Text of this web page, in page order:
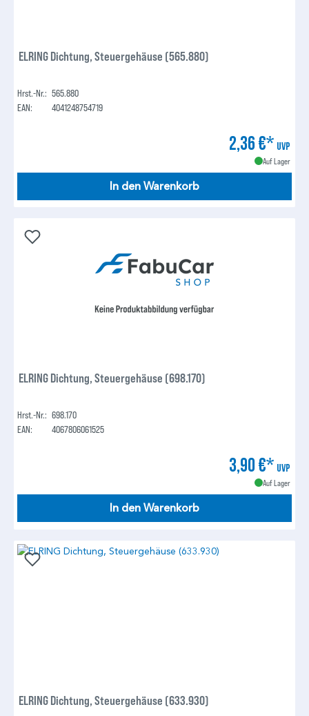
ELRING Dichtung, Steuergehäuse (565.880)
Hrst.-Nr.: 565.880
EAN:
4041248754719
2,36 €* UVP
Auf Lager
In den Warenkorb
ELRING Dichtung, Steuergehäuse (698.170)
Hrst.-Nr.: 698.170
EAN:
4067806061525
3,90 €* UVP
Auf Lager
In den Warenkorb
ELRING Dichtung, Steuergehäuse (633.930)